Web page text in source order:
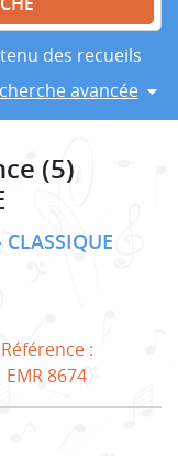
des recueils
avancée
(5)
CLASSIQUE
Référence :
EMR 8674